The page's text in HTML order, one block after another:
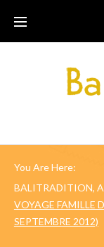
You Are Here:
BALITRADITION,
VOYAGE FAMILLE
SEPTEMBRE 2012)